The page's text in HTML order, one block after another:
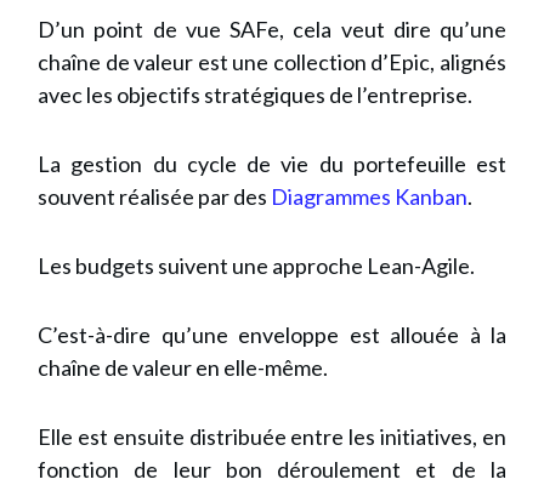
D’un point de vue SAFe, cela veut dire qu’une
chaîne de valeur est une collection d’Epic, alignés
avec les objectifs stratégiques de l’entreprise.
La gestion du cycle de vie du portefeuille est
souvent réalisée par des Diagrammes Kanban.
Les budgets suivent une approche Lean-Agile.
C’est-à-dire qu’une enveloppe est allouée à la
chaîne de valeur en elle-même.
Elle est ensuite distribuée entre les initiatives, en
fonction de leur bon déroulement et de la